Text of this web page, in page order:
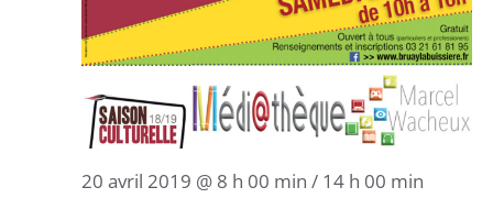
20 avril 2019 @ 8 h 00 min / 14 h 00 min